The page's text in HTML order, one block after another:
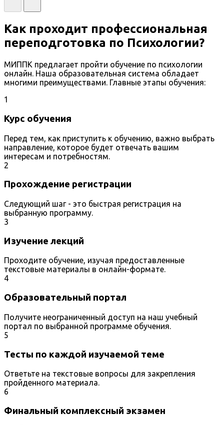
Как проходит профессиональная
переподготовка по Психологии?
МИППК предлагает пройти обучение по психологии
онлайн. Наша образовательная система обладает
многими преимуществами. Главные этапы обучения:
1
Курс обучения
Перед тем, как приступить к обучению, важно выбрать
направление, которое будет отвечать вашим
интересам и потребностям.
2
Прохождение регистрации
Следующий шаг - это быстрая регистрация на
выбранную программу.
3
Изучение лекций
Проходите обучение, изучая предоставленные
текстовые материалы в онлайн-формате.
4
Образовательный портал
Получите неограниченный доступ на наш учебный
портал по выбранной программе обучения.
5
Тесты по каждой изучаемой теме
Ответьте на текстовые вопросы для закрепления
пройденного материала.
6
Финальный комплексный экзамен